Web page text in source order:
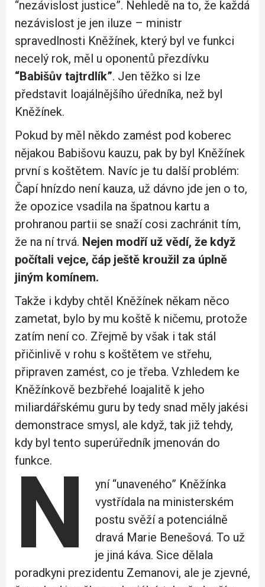
“nezávislost justice”. Nehledě na to, že každá
nezávislost je jen iluze – ministr
spravedlnosti Kněžínek, který byl ve funkci
necelý rok, měl u oponentů přezdívku
“Babišův tajtrdlík”. Jen těžko si lze
představit loajálnějšího úředníka, než byl
Kněžínek.
Pokud by měl někdo zamést pod koberec
nějakou Babišovu kauzu, pak by byl Kněžínek
první s koštětem. Navíc je tu další problém:
Čapí hnízdo není kauza, už dávno jde jen o to,
že opozice vsadila na špatnou kartu a
prohranou partii se snaží cosi zachránit tím,
že na ní trvá. Nejen modří už vědí, že když
počítali vejce, čáp ještě kroužil za úplně
jiným komínem.
Takže i kdyby chtěl Kněžínek někam něco
zametat, bylo by mu koště k ničemu, protože
zatím není co. Zřejmě by však i tak stál
přičinlivě v rohu s koštětem ve střehu,
připraven zamést, co je třeba. Vzhledem ke
Kněžínkově bezbřehé loajalitě k jeho
miliardářskému guru by tedy snad měly jakési
demonstrace smysl, ale když, tak již tehdy,
kdy byl tento superúředník jmenován do
funkce.
N
yní “unaveného” Kněžínka
vystřídala na ministerském
postu svěží a potenciálně
dravá Marie Benešová. To už
je jiná káva. Sice dělala
poradkyni prezidentu Zemanovi, ale je zjevné,